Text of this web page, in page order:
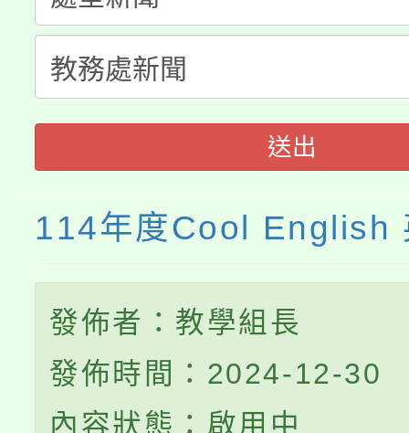
者。
會
115年食農教育專業人
程
送出
114年度Cool English
發佈者：教學組長
發佈時間：2024-12-30
內容狀態：啟用中